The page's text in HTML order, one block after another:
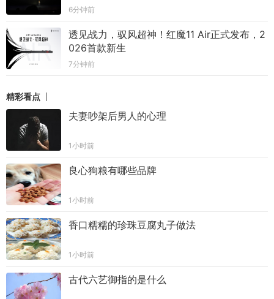
6分钟前
透见战力，驭风超神！红魔11 Air正式发布，2
026首款新生
7分钟前
精彩看点
夫妻吵架后男人的心理
1小时前
良心狗粮有哪些品牌
1小时前
香口糯糯的珍珠豆腐丸子做法
1小时前
古代六艺御指的是什么